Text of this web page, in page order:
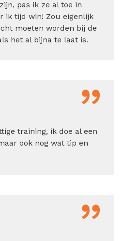
pas ik ze al toe in
ik tijd win! Zou eigenlijk
moeten worden bij de
het al bijna te laat is.
training, ik doe al een
ook nog wat tip en